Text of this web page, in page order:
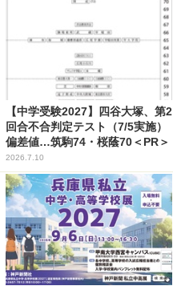
【中学受験2027】四谷大塚、第2
回合不合判定テスト（7/5実施）
偏差値…筑駒74・桜蔭70＜PR＞
2026.7.10